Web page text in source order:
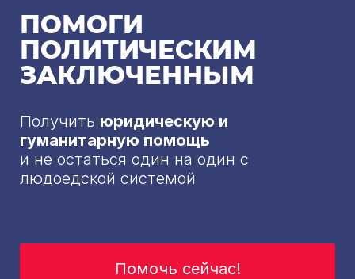
ПОМОГИ
ПОЛИТИЧЕСКИМ
ЗАКЛЮЧЕННЫМ
Получить юридическую и
гуманитарную помощь
и не остаться один на один с
людоедской системой
Помочь сейчас!